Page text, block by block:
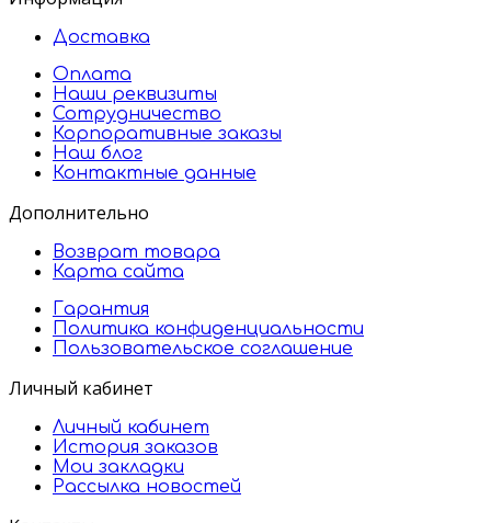
Доставка
Оплата
Наши реквизиты
Сотрудничество
Корпоративные заказы
Наш блог
Контактные данные
Дополнительно
Возврат товара
Карта сайта
Гарантия
Политика конфиденциальности
Пользовательское соглашение
Личный кабинет
Личный кабинет
История заказов
Мои закладки
Рассылка новостей